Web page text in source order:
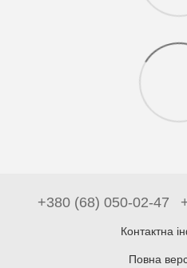
+380 (68) 050-02-47
Контактна
Повна